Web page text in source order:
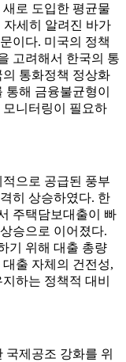
새로 도입한 평균물
자세히 알려진 바가
이다. 미국의 정책
고려해서 한국의 통
의 통화정책 정상화
통해 금융불균형이
니터링이 필요하
으로 공급된 풍부
히 상승하였다. 한
주택담보대출이 빠
승으로 이어졌다.
기 위해 대출 총량
출 자체의 건전성,
하는 정책적 대비
국제공조 강화를 위